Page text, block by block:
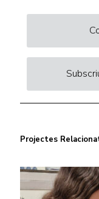
Projectes